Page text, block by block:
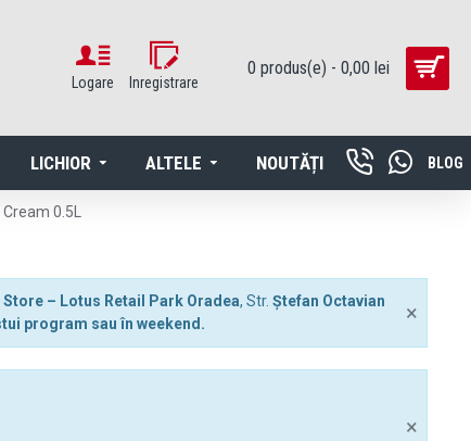
Logare Inregistrare
0 produs(e) - 0,00 lei
LICHIOR ALTELE NOUTĂȚI BLOG
0.5L
– Lotus Retail Park Oradea, Str. Ștefan Octavian
program sau în weekend. ×
×